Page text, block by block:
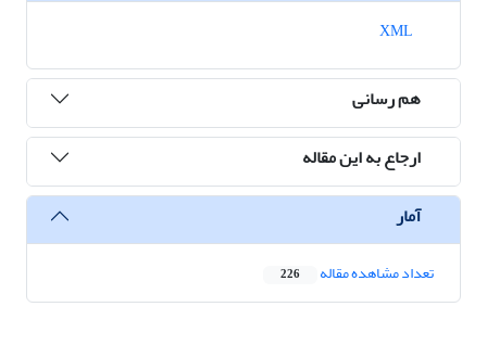
هم رسانی
ارجاع به این مقاله
آمار
تعداد مشاهده مقاله 226